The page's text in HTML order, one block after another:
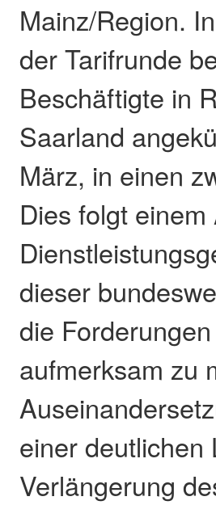
Mainz/Region.
der Tarifrunde
Beschäftigte in
Saarland
März, in einen
Dies folgt
dieser
die
aufmerksam zu
einer
Verlängerung